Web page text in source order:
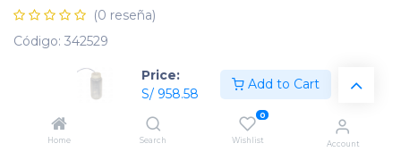
Price:
S/ 958.58
Add to Cart
Home Search
0
Wishlist Account
(0 reseña)
Código: 342529
Capacidad